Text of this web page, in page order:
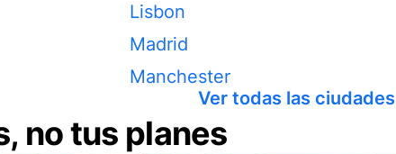
Lisbon
Madrid
Manchester
Ver todas las ciudades
no tus planes